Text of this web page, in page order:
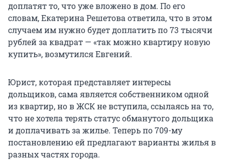
доплатят то, что уже вложено в дом. По его
словам, Екатерина Решетова ответила, что в этом
случаем им нужно будет доплатить по 73 тысячи
рублей за квадрат — «так можно квартиру новую
купить», возмутился Евгений.
Юрист, которая представляет интересы
дольщиков, сама является собственником одной
из квартир, но в ЖСК не вступила, ссылаясь на то,
что не хотела терять статус обманутого дольщика
и доплачивать за жилье. Теперь по 709-му
постановлению ей предлагают варианты жилья в
разных частях города.